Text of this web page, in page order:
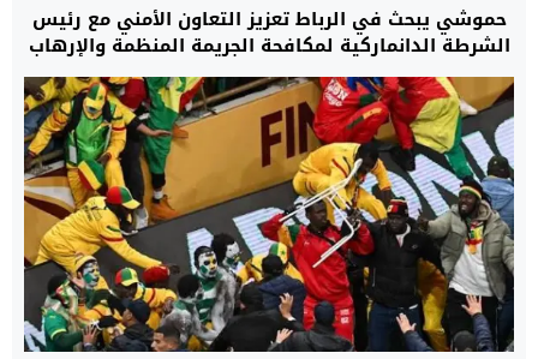
حموشي يبحث في الرباط تعزيز التعاون الأمني مع رئيس
الشرطة الدانماركية لمكافحة الجريمة المنظمة والإرهاب